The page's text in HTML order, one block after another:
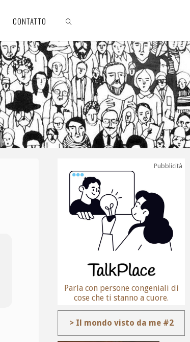
CONTATTO
CERCA
Pubblicità
Parla con persone congeniali di
cose che ti stanno a cuore.
> Il mondo visto da me #2